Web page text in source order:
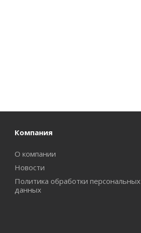
Компания
О компании
Новости
Политика обработки персональных
данных